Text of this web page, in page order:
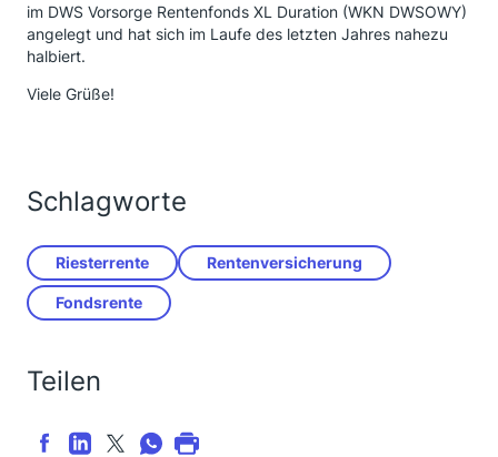
im DWS Vorsorge Rentenfonds XL Duration (WKN DWSOWY)
angelegt und hat sich im Laufe des letzten Jahres nahezu
halbiert.
Viele Grüße!
Schlagworte
Riesterrente Rentenversicherung
Fondsrente
Teilen